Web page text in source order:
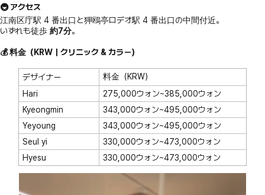
🚇 アクセス
江南区庁駅 4 番出口と狎鴎亭ロデオ駅 4 番出口の中間付近。
いずれも徒歩 約7分。
💰 料金（KRW｜クリニック & カラー）
デザイナー
料金（KRW）
Hari
275,000ウォン~385,000ウォン
Kyeongmin
343,000ウォン~495,000ウォン
Yeyoung
343,000ウォン~495,000ウォン
Seul yi
330,000ウォン~473,000ウォン
Hyesu
330,000ウォン~473,000ウォン